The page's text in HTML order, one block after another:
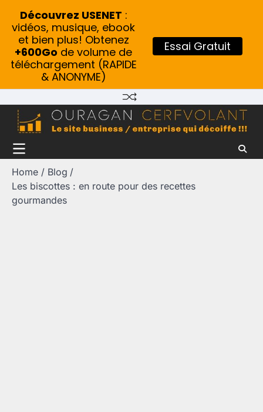
content
Home
Blog
Les biscottes : en route pour des recettes
gourmandes
Découvrez USENET :
vidéos, musique, ebook
et bien plus! Obtenez
+600Go de volume de
téléchargement (RAPIDE
& ANONYME)
Essai Gratuit